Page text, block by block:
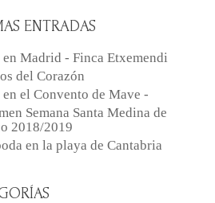
ENTRADAS
en Madrid - Finca Etxemendi
del Corazón
el Convento de Mave -
Semana Santa Medina de
2018/2019
en la playa de Cantabria